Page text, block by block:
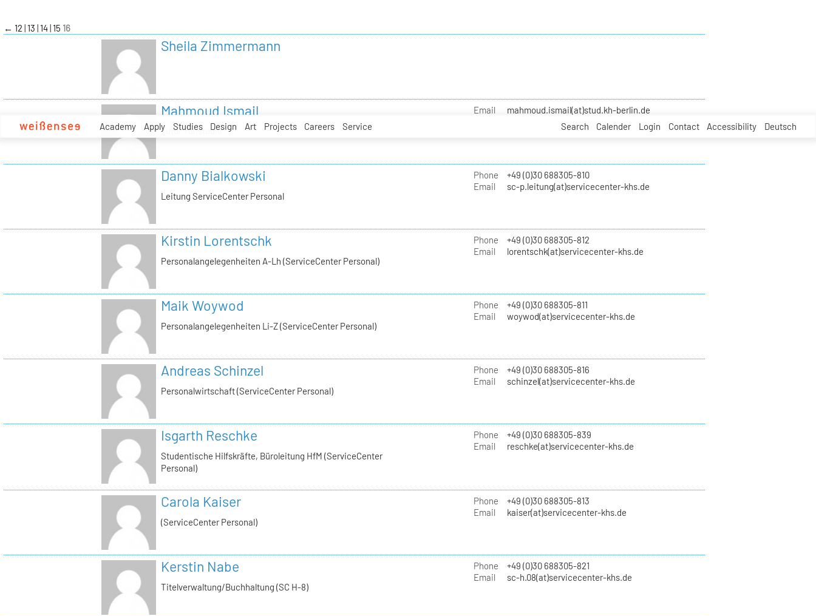
Academy Apply Studies Design Art Projects Careers Service Search Calender Login Contact Accessibility Deutsch
← 12 13 14 15 16
Sheila Zimmermann
Mahmoud Ismail
Tutor Tonstudio
Email mahmoud.ismail(at)stud.kh-berlin.de
Danny Bialkowski
Leitung ServiceCenter Personal
Phone
+49 (0)30 688305-810
Email
sc-p.leitung(at)servicecenter-khs.de
Kirstin Lorentschk
Personalangelegenheiten A-Lh (ServiceCenter Personal)
Phone
+49 (0)30 688305-812
Email
lorentschk(at)servicecenter-khs.de
Maik Woywod
Personalangelegenheiten Li-Z (ServiceCenter Personal)
Phone
+49 (0)30 688305-811
Email
woywod(at)servicecenter-khs.de
Andreas Schinzel
Personalwirtschaft (ServiceCenter Personal)
Phone
+49 (0)30 688305-816
Email
schinzel(at)servicecenter-khs.de
Isgarth Reschke
Studentische Hilfskräfte, Büroleitung HfM (ServiceCenter
Personal)
Phone
+49 (0)30 688305-839
Email
reschke(at)servicecenter-khs.de
Carola Kaiser
(ServiceCenter Personal)
Phone
+49 (0)30 688305-813
Email
kaiser(at)servicecenter-khs.de
Kerstin Nabe
Titelverwaltung/Buchhaltung (SC H-8)
Phone
+49 (0)30 688305-821
Email
sc-h.08(at)servicecenter-khs.de